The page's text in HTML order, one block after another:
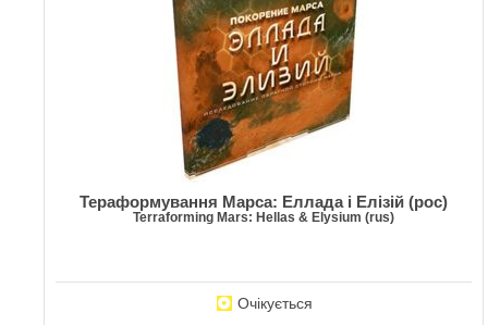
Тераформування Марса: Еллада і Елізій (рос)
Terraforming Mars: Hellas & Elysium (rus)
Очікується